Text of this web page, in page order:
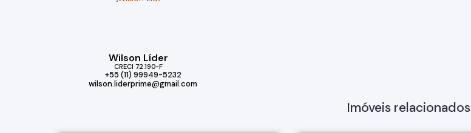
Wilson Líder
CRECI 72.190-F
+55 (11) 99949-5232
wilson.liderprime@gmail.com
Imóveis relacionados